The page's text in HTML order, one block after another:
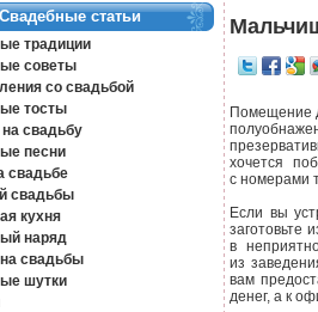
Свадебные статьи
традиции
советы
со свадьбой
тосты
свадьбу
песни
свадьбе
свадьбы
кухня
наряд
свадьбы
шутки
Помещение
хочется
с номерами
Если вы
заготовьте
в
из
вам
денег, а к